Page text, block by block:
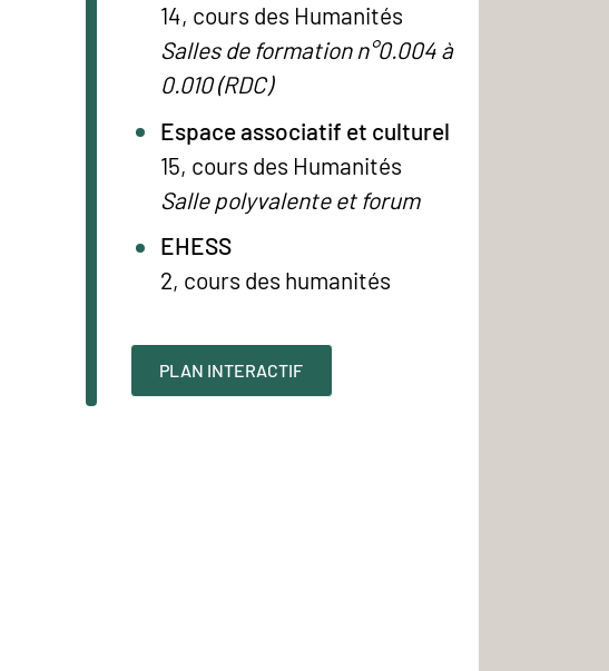
14, cours des Humanités
Salles de formation n°0.004 à
0.010 (RDC)
Espace associatif et culturel
15, cours des Humanités
Salle polyvalente et forum
EHESS
2, cours des humanités
PLAN INTERACTIF